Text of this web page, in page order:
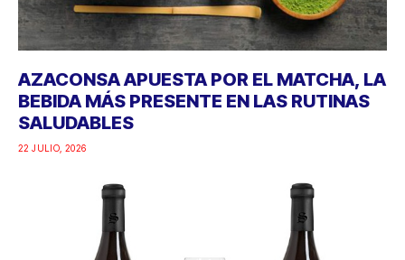
AZACONSA APUESTA POR EL MATCHA, LA
BEBIDA MÁS PRESENTE EN LAS RUTINAS
SALUDABLES
22 JULIO, 2026